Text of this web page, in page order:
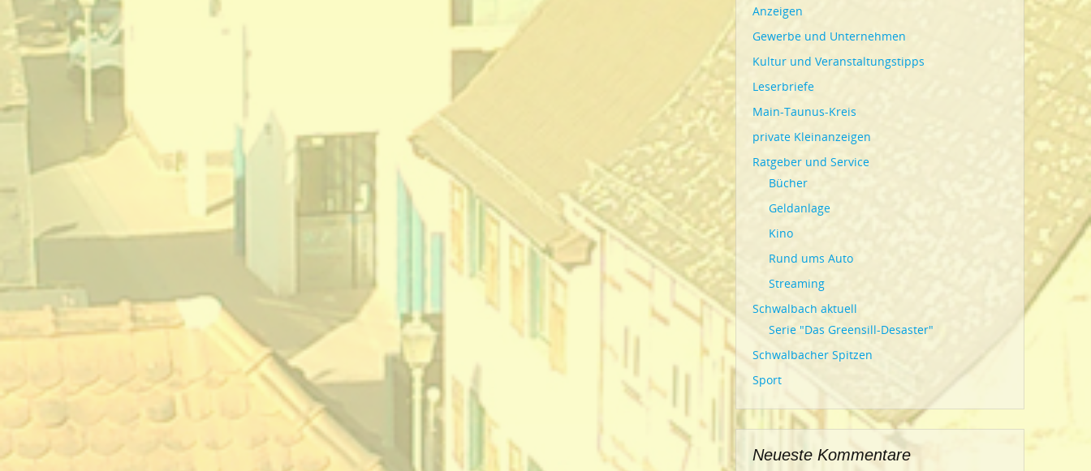
Anzeigen
Gewerbe und Unternehmen
Kultur und Veranstaltungstipps
Leserbriefe
Main-Taunus-Kreis
private Kleinanzeigen
Ratgeber und Service
Bücher
Geldanlage
Kino
Rund ums Auto
Streaming
Schwalbach aktuell
Serie "Das Greensill-Desaster"
Schwalbacher Spitzen
Sport
Neueste Kommentare